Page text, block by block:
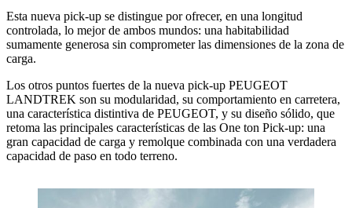
Esta nueva pick-up se distingue por ofrecer, en una longitud
controlada, lo mejor de ambos mundos: una habitabilidad
sumamente generosa sin comprometer las dimensiones de la zona de
carga.
Los otros puntos fuertes de la nueva pick-up PEUGEOT
LANDTREK son su modularidad, su comportamiento en carretera,
una característica distintiva de PEUGEOT, y su diseño sólido, que
retoma las principales características de las One ton Pick-up: una
gran capacidad de carga y remolque combinada con una verdadera
capacidad de paso en todo terreno.